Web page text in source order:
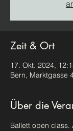
Zeit & Ort
17. Okt. 2024,
Bern, Marktgasse
Über die
Ballett open class.